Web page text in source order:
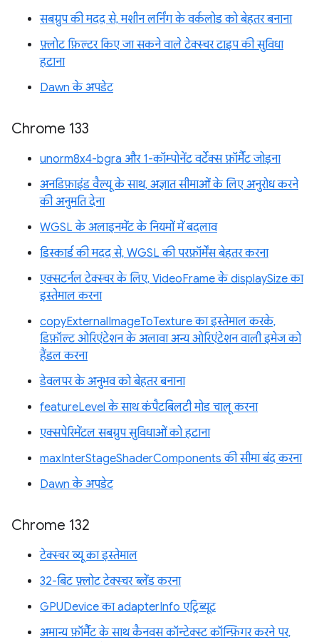
सबग्रुप की मदद से, मशीन लर्निंग के वर्कलोड को बेहतर बनाना
फ़्लोट फ़िल्टर किए जा सकने वाले टेक्स्चर टाइप की सुविधा
हटाना
Dawn के अपडेट
Chrome 133
unorm8x4-bgra और 1-कॉम्पोनेंट वर्टेक्स फ़ॉर्मैट जोड़ना
अनडिफ़ाइंड वैल्यू के साथ, अज्ञात सीमाओं के लिए अनुरोध करने
की अनुमति देना
WGSL के अलाइनमेंट के नियमों में बदलाव
डिस्कार्ड की मदद से, WGSL की परफ़ॉर्मेंस बेहतर करना
एक्सटर्नल टेक्स्चर के लिए, VideoFrame के displaySize का
इस्तेमाल करना
copyExternalImageToTexture का इस्तेमाल करके,
डिफ़ॉल्ट ओरिएंटेशन के अलावा अन्य ओरिएंटेशन वाली इमेज को
हैंडल करना
डेवलपर के अनुभव को बेहतर बनाना
featureLevel के साथ कंपैटबिलटी मोड चालू करना
एक्सपेरिमेंटल सबग्रुप सुविधाओं को हटाना
maxInterStageShaderComponents की सीमा बंद करना
Dawn के अपडेट
Chrome 132
टेक्स्चर व्यू का इस्तेमाल
32-बिट फ़्लोट टेक्स्चर ब्लेंड करना
GPUDevice का adapterInfo एट्रिब्यूट
अमान्य फ़ॉर्मैट के साथ कैनवस कॉन्टेक्स्ट कॉन्फ़िगर करने पर,